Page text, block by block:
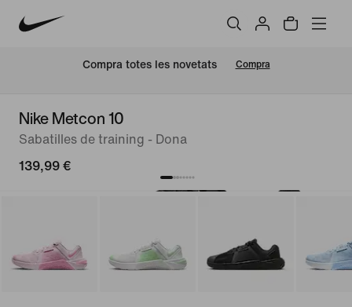
Compra totes les novetats Compra
Nike Metcon 10
Sabatilles de training - Dona
139,99 €